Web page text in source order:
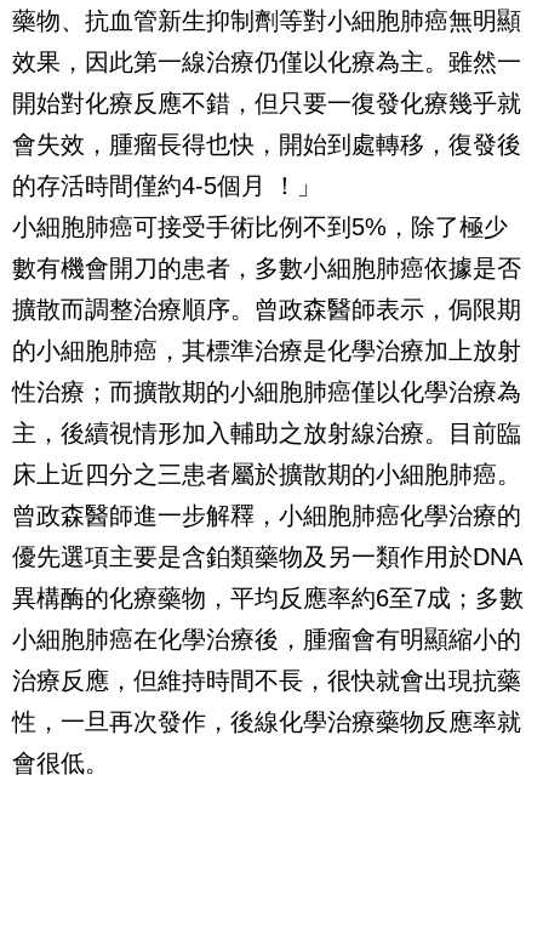
藥物、抗血管新生抑制劑等對小細胞肺癌無明顯
效果，因此第一線治療仍僅以化療為主。雖然一
開始對化療反應不錯，但只要一復發化療幾乎就
會失效，腫瘤長得也快，開始到處轉移，復發後
的存活時間僅約4-5個月 ！」
小細胞肺癌可接受手術比例不到5%，除了極少
數有機會開刀的患者，多數小細胞肺癌依據是否
擴散而調整治療順序。曾政森醫師表示，侷限期
的小細胞肺癌，其標準治療是化學治療加上放射
性治療；而擴散期的小細胞肺癌僅以化學治療為
主，後續視情形加入輔助之放射線治療。目前臨
床上近四分之三患者屬於擴散期的小細胞肺癌。
曾政森醫師進一步解釋，小細胞肺癌化學治療的
優先選項主要是含鉑類藥物及另一類作用於DNA
異構酶的化療藥物，平均反應率約6至7成；多數
小細胞肺癌在化學治療後，腫瘤會有明顯縮小的
治療反應，但維持時間不長，很快就會出現抗藥
性，一旦再次發作，後線化學治療藥物反應率就
會很低。